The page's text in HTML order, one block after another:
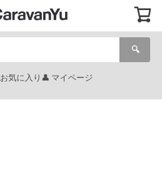
🔍
お気に入り マイページ